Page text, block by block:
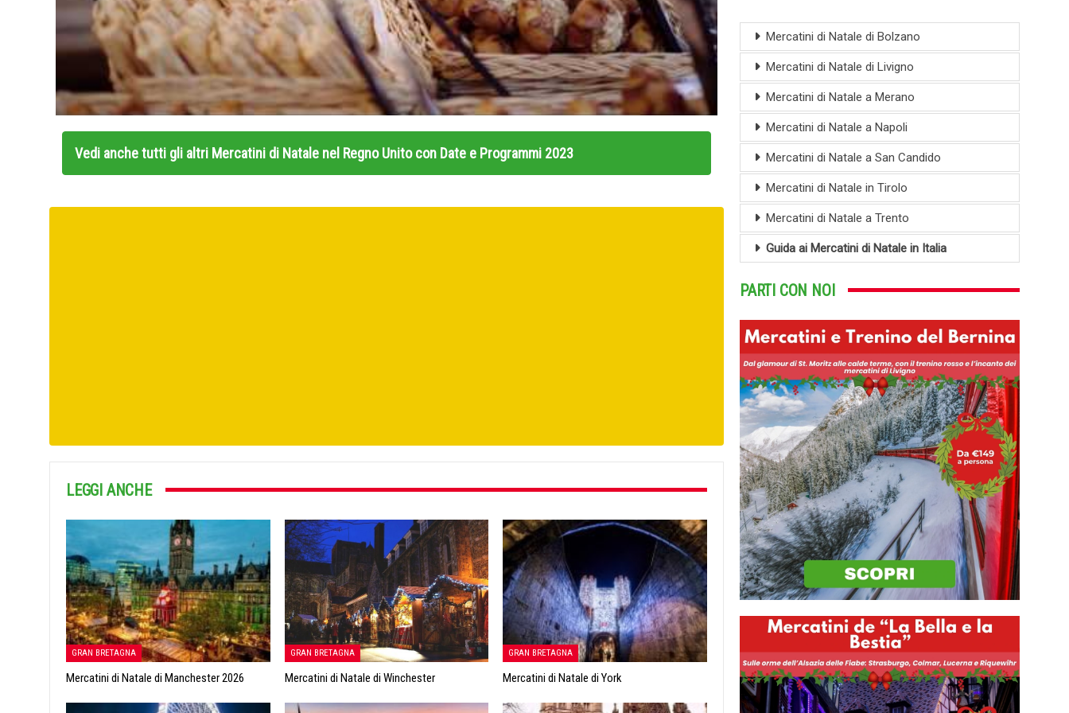
Vedi anche tutti gli altri Mercatini di Natale nel Regno Unito con Date e Programmi 2023
LEGGI ANCHE
GRAN BRETAGNA
Mercatini di Natale di Manchester 2026
GRAN BRETAGNA
Mercatini di Natale di Winchester
GRAN BRETAGNA
Mercatini di Natale di York
Mercatini di Natale di Bolzano
Mercatini di Natale di Livigno
Mercatini di Natale a Merano
Mercatini di Natale a Napoli
Mercatini di Natale a San Candido
Mercatini di Natale in Tirolo
Mercatini di Natale a Trento
Guida ai Mercatini di Natale in Italia
PARTI CON NOI